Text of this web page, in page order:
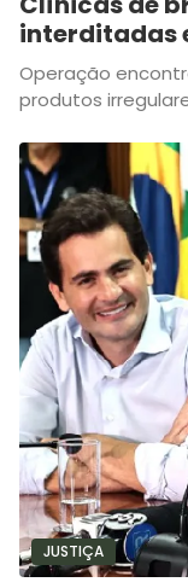
interditadas
Operação
produtos
JUSTIÇA